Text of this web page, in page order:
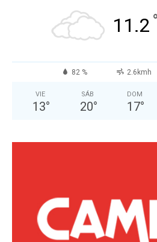
11.2 °
82 % 2.6kmh
VIE
13°
SÁB
20°
DOM
17°